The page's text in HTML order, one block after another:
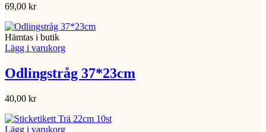
69,00 kr
Hämtas i butik
Lägg i varukorg
Odlingstråg 37*23cm
40,00 kr
Lägg i varukorg